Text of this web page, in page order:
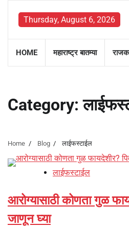
content
Thursday, August 6, 2026
HOME महाराष्ट्र बातम्या
Category:
Home Blog लाईफस्टाईल
लाईफस्टाईल
आरोग्यासाठी कोणता गुळ
जाणून घ्या